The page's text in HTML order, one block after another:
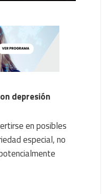
depresión
en posibles
especial, no